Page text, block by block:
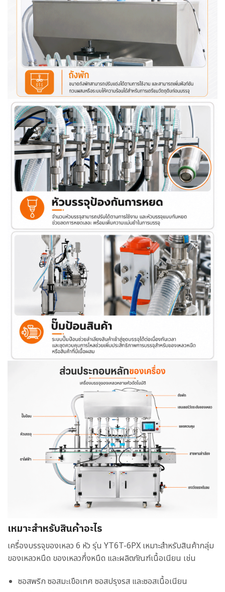
เหมาะสำหรับสินค้าอะไร
เครื่องบรรจุของเหลว 6 หัว รุ่น YT6T-6PX เหมาะสำหรับสินค้ากลุ่ม
ของเหลวหนืด ของเหลวกึ่งหนืด และผลิตภัณฑ์เนื้อเนียน เช่น
ซอสพริก ซอสมะเขือเทศ ซอสปรุงรส และซอสเนื้อเนียน